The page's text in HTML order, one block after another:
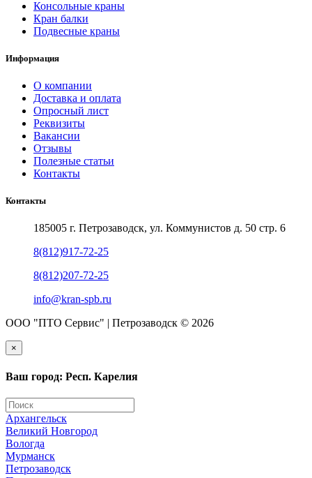
Консольные краны
Кран балки
Подвесные краны
Информация
О компании
Доставка и оплата
Опросный лист
Реквизиты
Вакансии
Отзывы
Полезные статьи
Контакты
Контакты
185005 г. Петрозаводск, ул. Коммунистов д. 50 стр. 6
8(812)917-72-25
8(812)207-72-25
info@kran-spb.ru
ООО "ПТО Сервис" | Петрозаводск © 2026
×
Ваш город: Респ. Карелия
Архангельск
Великий Новгород
Вологда
Мурманск
Петрозаводск